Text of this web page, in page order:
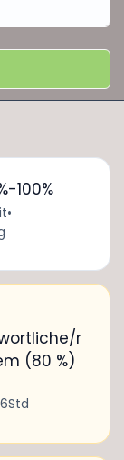
100%
•
r
(80 %)